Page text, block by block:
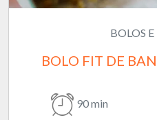
BOLOS
BOLO FIT DE
90 min